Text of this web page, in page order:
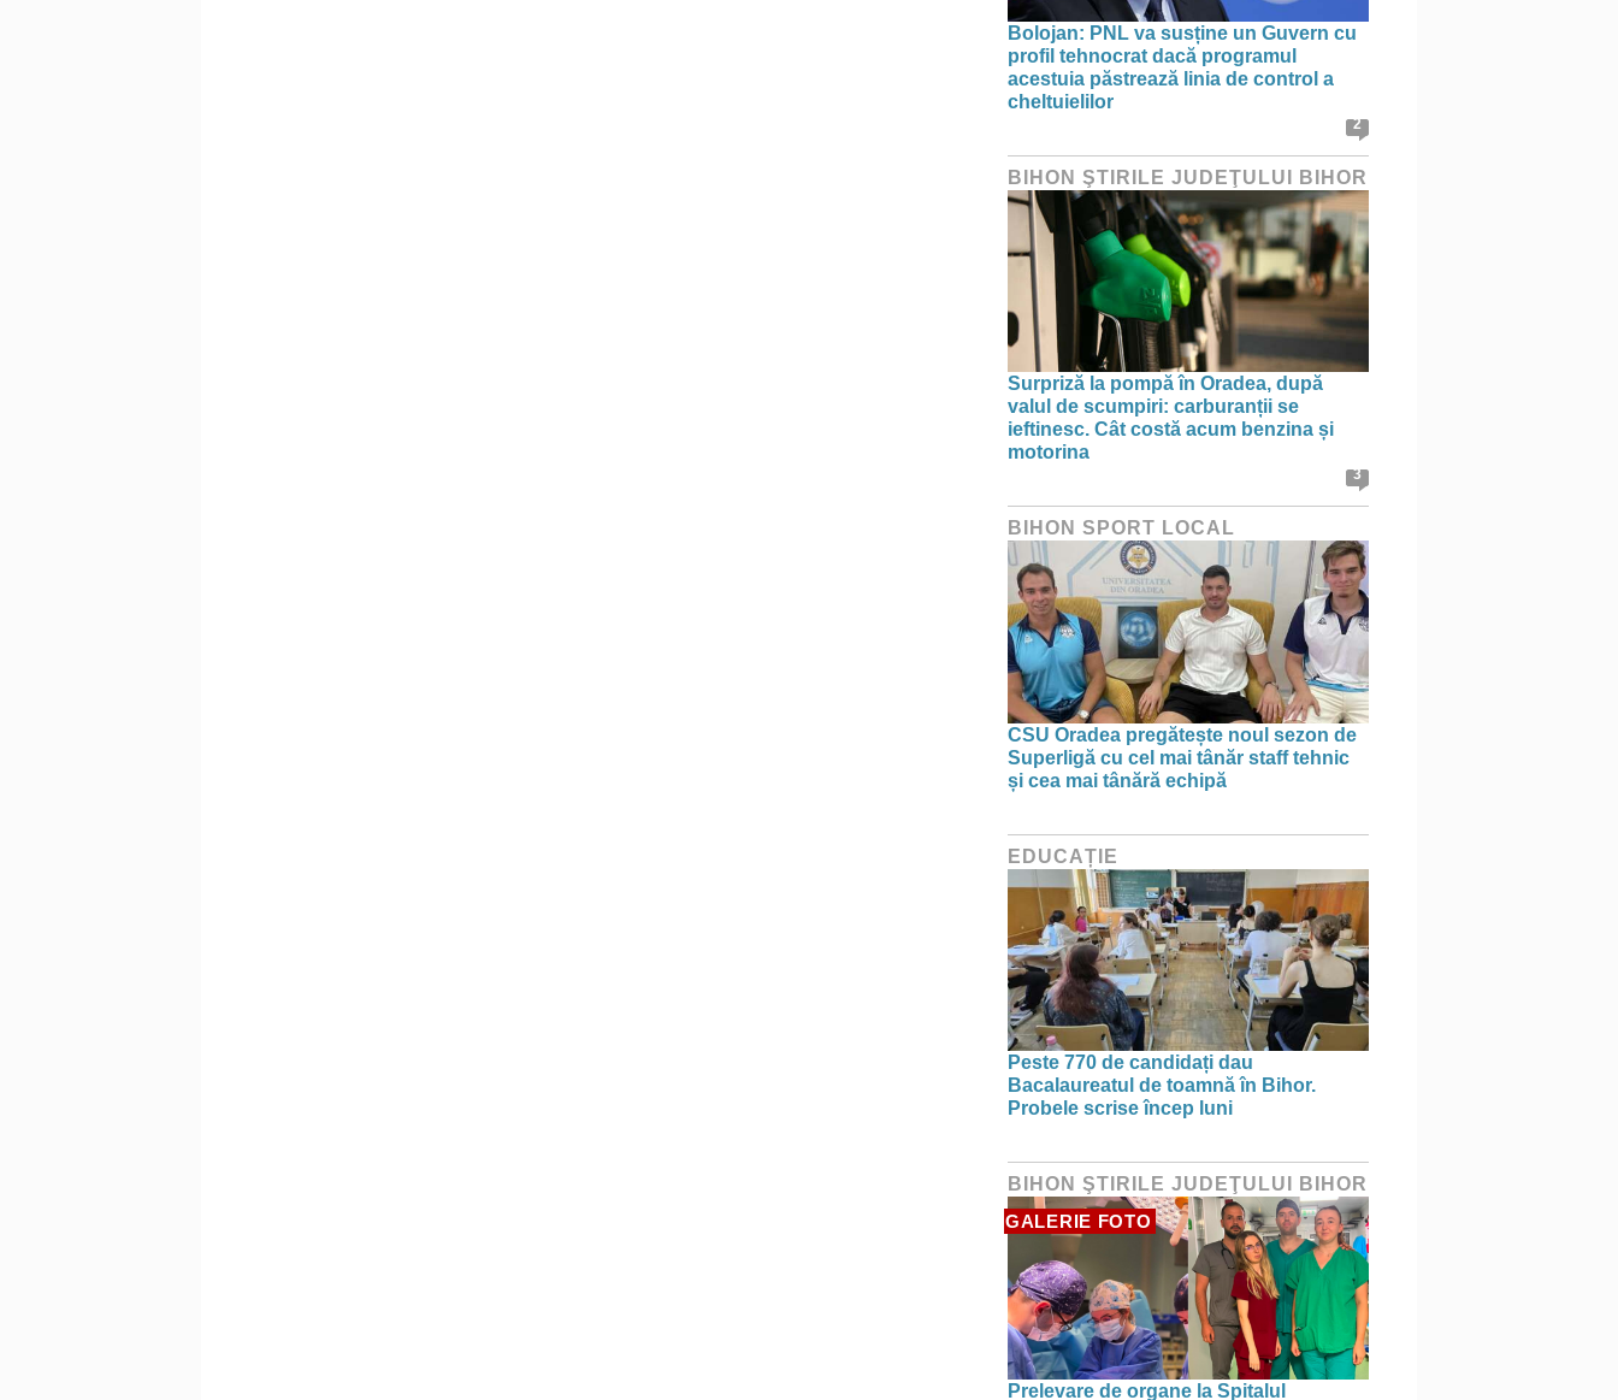
Bolojan: PNL va susține un Guvern cu
profil tehnocrat dacă programul
acestuia păstrează linia de control a
cheltuielilor
2
BIHON ŞTIRILE JUDEŢULUI BIHOR
Surpriză la pompă în Oradea, după
valul de scumpiri: carburanții se
ieftinesc. Cât costă acum benzina și
motorina
3
BIHON SPORT LOCAL
CSU Oradea pregătește noul sezon de
Superligă cu cel mai tânăr staff tehnic
și cea mai tânără echipă
EDUCAȚIE
Peste 770 de candidați dau
Bacalaureatul de toamnă în Bihor.
Probele scrise încep luni
BIHON ŞTIRILE JUDEŢULUI BIHOR
GALERIE FOTO
Prelevare de organe la Spitalul